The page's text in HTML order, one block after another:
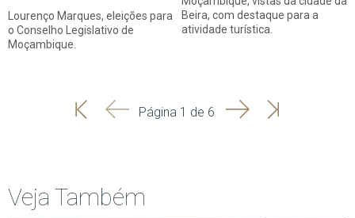
Lourenço Marques, eleições para
o Conselho Legislativo de
Moçambique.
Beira, com destaque para a
atividade turística.
'
'
Página 1 de 6 SeguinteÚltima
Veja Também